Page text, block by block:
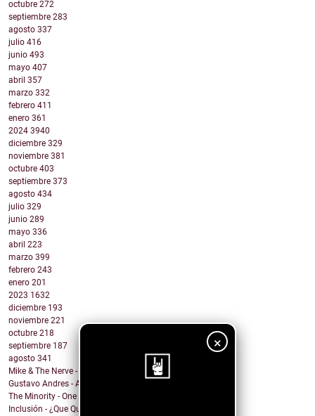
×
octubre 272
septiembre 283
agosto 337
julio 416
junio 493
mayo 407
abril 357
marzo 332
febrero 411
enero 361
2024 3940
diciembre 329
noviembre 381
octubre 403
septiembre 373
agosto 434
julio 329
junio 289
mayo 336
abril 223
marzo 399
febrero 243
enero 201
2023 1632
diciembre 193
noviembre 221
octubre 218
septiembre 187
agosto 341
Mike & The Nerve - Fool's Gold, False Idols
Gustavo Andres - AiRA
The Minority - One Of A Kind
Inclusión - ¿Que Quieres de Mí?